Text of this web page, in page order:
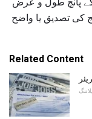
کی تصدیق یا واضح
Related Content